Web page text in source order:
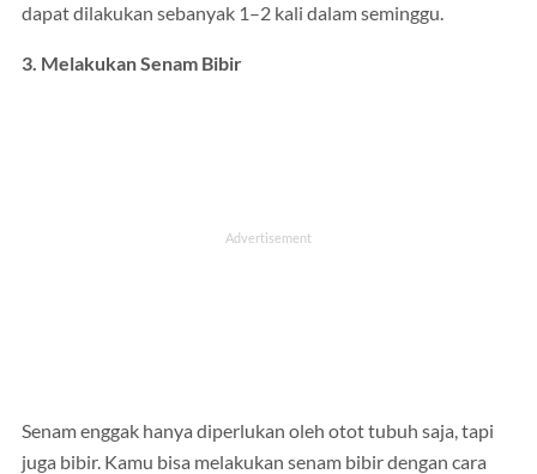
dapat dilakukan sebanyak 1–2 kali dalam seminggu.
3. Melakukan Senam Bibir
Senam enggak hanya diperlukan oleh otot tubuh saja, tapi
juga bibir. Kamu bisa melakukan senam bibir dengan cara